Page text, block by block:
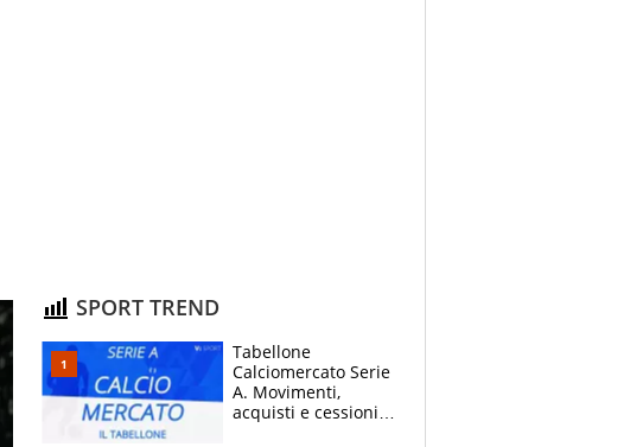
SPORT TREND
Tabellone
Calciomercato Serie
A. Movimenti,
acquisti e cessioni: